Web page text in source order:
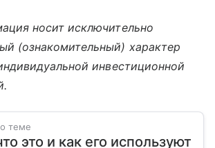
носит исключительно
(ознакомительный) характер
инвестиционной
теме
это и как его используют